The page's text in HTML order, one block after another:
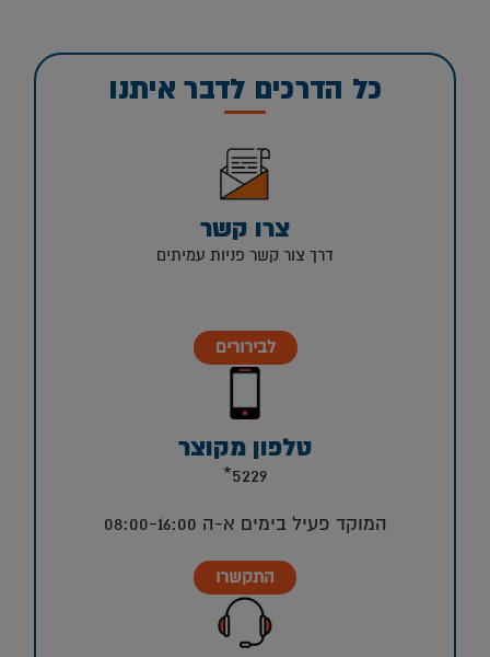
כל הדרכים לדבר איתנו
צרו קשר
דרך צור קשר פניות עמיתים
לבירורים
טלפון מקוצר
5229*
המוקד פעיל בימים א-ה 08:00-16:00
התקשרו